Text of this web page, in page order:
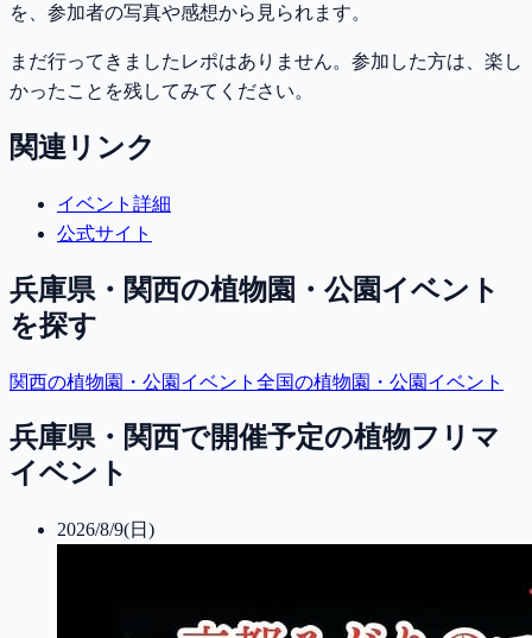
を、参加者の写真や感想から見られます。
まだ行ってきましたレポはありません。参加した方は、楽し
かったことを残してみてください。
関連リンク
イベント詳細
公式サイト
兵庫県・関西の植物園・公園イベント
を探す
関西の植物園・公園イベント 全国の植物園・公園イベント
兵庫県・関西で開催予定の植物フリマ
イベント
2026/8/9(日)